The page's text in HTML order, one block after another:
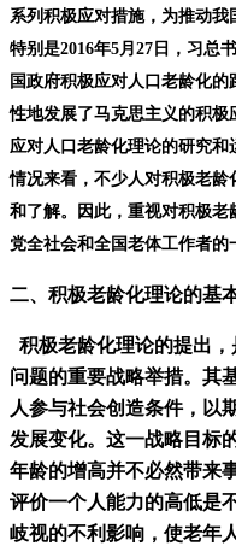
系列积极应对措施，为推动我
特别是2016年5 月 27 日，习总
国政府积极应对人口老龄化
性地发展了马克思主义的积
应对人口老龄化理论的研究
情况来看，不少人对积极老
和了解。因此，重视对积极
党全社会和全国老体工作者的
二、积极老龄化理论的基
积极老龄化理论的提出
问题的重要战略举措。其
人参与社会创造条件，以
发展变化。这一战略目标
年龄的增高并不必然带来
评价一个人能力的高低是
岐视的不利影响，使老年